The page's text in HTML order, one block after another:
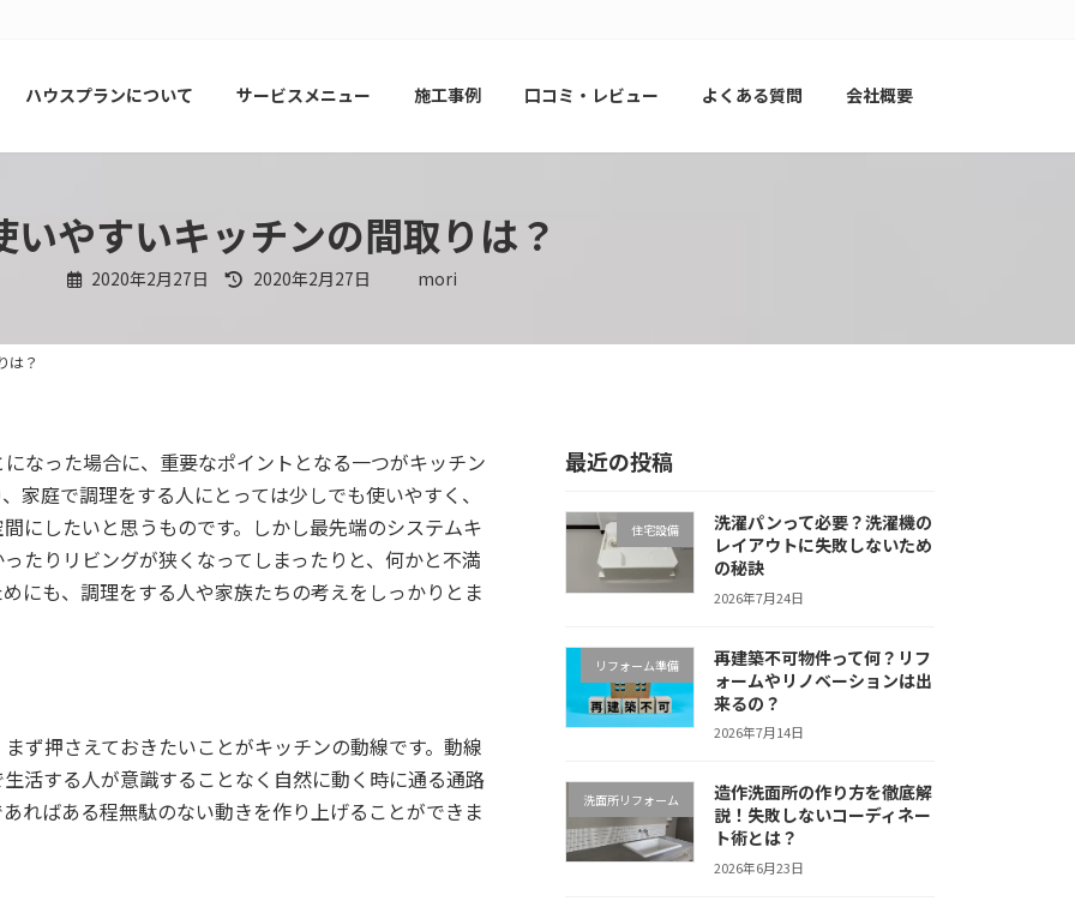
ハウスプランについて サービスメニュー 施工事例 口コミ・レビュー よくある質問 会社概要
いやすいキッチンの間取りは？
2020年2月27日 最
日
2020年2月27日 mori
は？
なった場合に、重要なポイントとなる一つがキッチン
家庭で調理をする人にとっては少しでも使いやすく、
にしたいと思うものです。しかし最先端のシステムキ
たりリビングが狭くなってしまったりと、何かと不満
にも、調理をする人や家族たちの考えをしっかりとま
ず押さえておきたいことがキッチンの動線です。動線
活する人が意識することなく自然に動く時に通る通路
ればある程無駄のない動きを作り上げることができま
最近の投稿
住宅設備
洗濯パンって必要？洗濯機の
レイアウトに失敗しないため
の秘訣
2026年7月24日
リフォーム準備
再建築不可物件って何？リフ
ォームやリノベーションは出
来るの？
2026年7月14日
洗面所リフォーム
造作洗面所の作り方を徹底解
説！失敗しないコーディネー
ト術とは？
2026年6月23日